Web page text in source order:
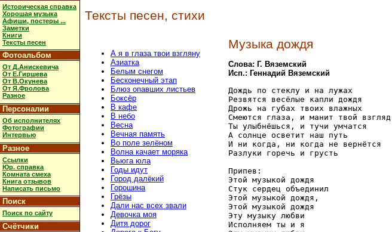
Историческая справка
Хорошая музыка
Афиши, постеры ...
Заметки
Книги
Тексты песен
Фотоальбом
От Д.Анискевича
От Е.Гиршева
От В.Окунева
От Я.Фролова
Разное
Персоналии
Об исполнителях
Фотографии
Интервью
Разное
Ссылки
Юр. справка
Комната смеха
Книга отзывов
Написать письмо
Поиск
Поиск по сайту
Счётчики
Тексты песен, стихи
А я в глаза твои взгляну
Азиатка
Белым снегом
Бесконечный этап
Блюз опавших листьев
Боксёр
В кафе
В небо
Весна
Вечная память
Во поле зелёном
Волна качает моряка
Вьюга юла
Годы идут
Город далёкий
Горошина
Грёзы
Дали нас всех звали
Девочка моя
Дитя дорог
Музыка дождя
Слова: Г. Вяземский
Исп.: Геннадий Вяземский
Дождь по стеклу и на лужах
Резвятся весёлые капли дождя
Дрожь на губах твоих влажных
Смеются глаза, и манит твой взгляд
Ты улыбнёшься, и тучи умчатся
А солнце осветит наш путь
И ни когда, ни когда не вернётся
Разлуки горечь и грусть
Припев:
Этой музыкой дождя
Стук сердец объединил
Этой музыкой дождя,
Этой музыкой дождя
Эту музыку любви
Исполняем ты и я